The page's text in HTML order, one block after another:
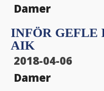
Damer
INFÖR GEFLE
AIK
2018-04-06
Damer